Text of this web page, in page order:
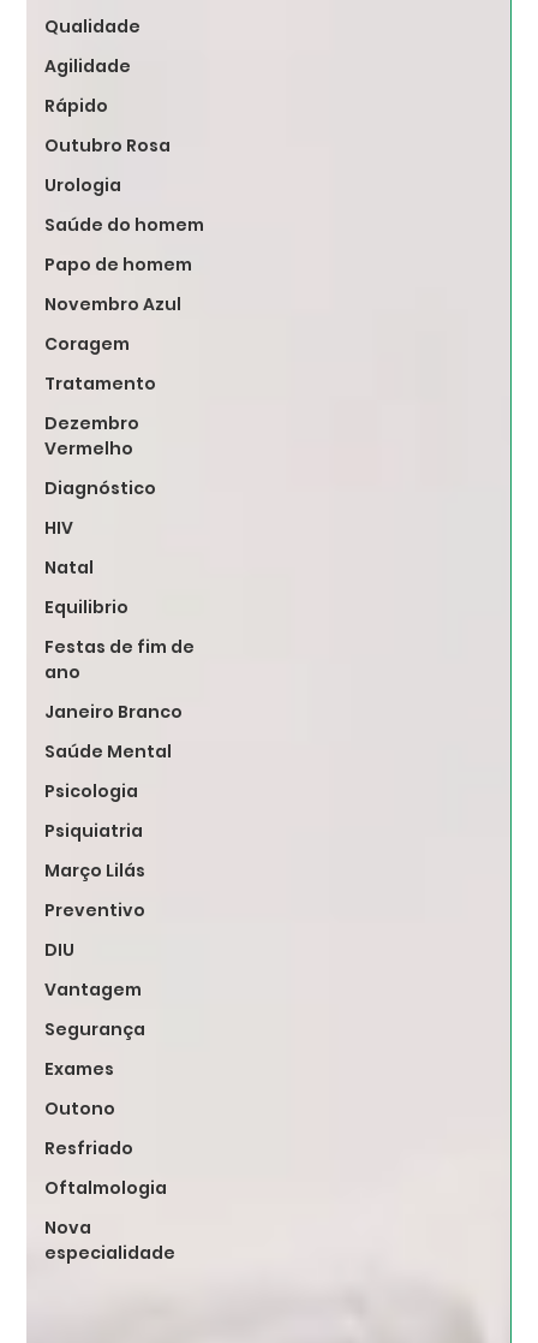
Qualidade
Agilidade
Rápido
Outubro Rosa
Urologia
Saúde do homem
Papo de homem
Novembro Azul
Coragem
Tratamento
Dezembro
Vermelho
Diagnóstico
HIV
Natal
Equilibrio
Festas de fim de
ano
Janeiro Branco
Saúde Mental
Psicologia
Psiquiatria
Março Lilás
Preventivo
DIU
Vantagem
Segurança
Exames
Outono
Resfriado
Oftalmologia
Nova
especialidade